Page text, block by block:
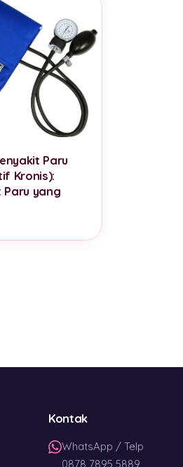
Paru
Kronis):
Paru yang
Kontak
WhatsApp / Telp
0878 7895 5889